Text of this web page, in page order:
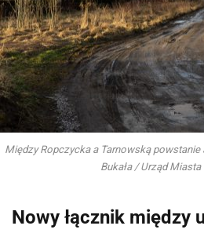
Między Ropczycka a Tarnowską
Bukała / Urząd
Nowy łącznik między